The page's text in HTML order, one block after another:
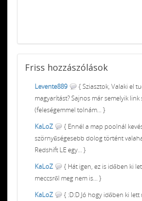
Friss hozzászólások
Levente889
{ Sziasztok, Valaki el
magyarítást? Sajnos már semelyik link
(feleségemmel tolnám... }
KaLoZ
{ Ennél a map poolnál
szörnyűségesebb dolog történt
Redshift LE egy... }
KaLoZ
{ Hát igen, ez is időben ki
meccsről meg nem is... }
KaLoZ
{ :D:D Jó hogy időben ki lett